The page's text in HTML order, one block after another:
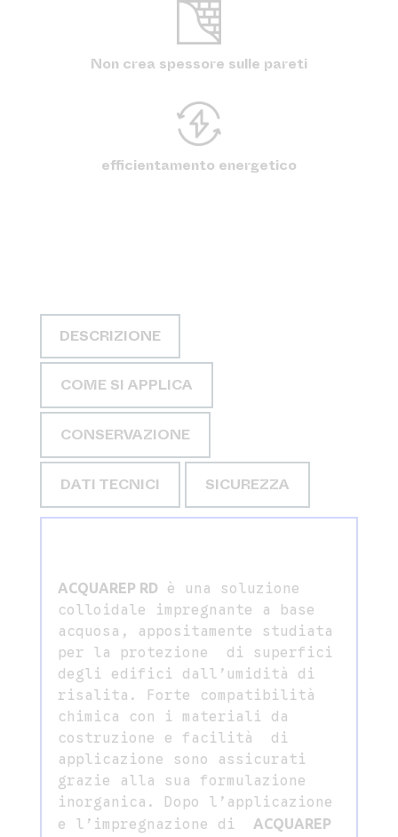
Non crea spessore sulle pareti
efficientamento energetico
DESCRIZIONE
COME SI APPLICA
CONSERVAZIONE
DATI TECNICI SICUREZZA
ACQUAREP RD è una soluzione
colloidale impregnante a base
acquosa, appositamente studiata
per la protezione di superfici
degli edifici dall’umidità di
risalita. Forte compatibilità
chimica con i materiali da
costruzione e facilità di
applicazione sono assicurati
grazie alla sua formulazione
inorganica. Dopo l’applicazione
e l’impregnazione di
ACQUAREP